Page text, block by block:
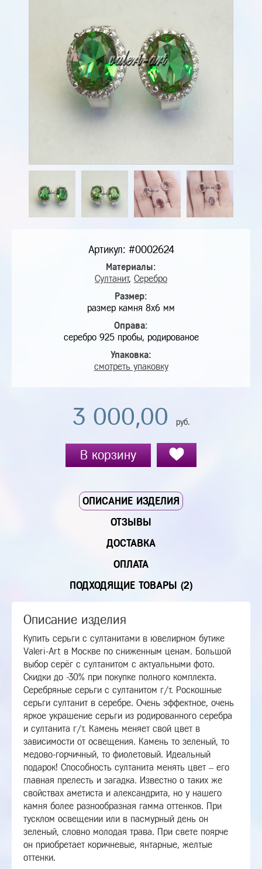
Артикул: #0002624
Материалы:
Султанит, Серебро
Размер:
размер камня 8х6 мм
Оправа:
серебро 925 пробы, родированое
Упаковка:
смотреть упаковку
3 000,00 руб.
В корзину
ОПИСАНИЕ ИЗДЕЛИЯ
ОТЗЫВЫ
ДОСТАВКА
ОПЛАТА
ПОДХОДЯЩИЕ ТОВАРЫ (2)
Описание изделия
Купить серьги с султанитами в ювелирном бутике
Valeri-Art в Москве по сниженным ценам. Большой
выбор серёг с султанитом с актуальными фото.
Скидки до -30% при покупке полного комплекта.
Серебряные серьги с султанитом г/т. Роскошные
серьги султанит в серебре. Очень эффектное, очень
яркое украшение серьги из родированного серебра
и султанита г/т. Камень меняет свой цвет в
зависимости от освещения. Камень то зеленый, то
медово-горчичный, то фиолетовый. Идеальный
подарок! Способность султанита менять цвет – его
главная прелесть и загадка. Известно о таких же
свойствах аметиста и александрита, но у нашего
камня более разнообразная гамма оттенков. При
тусклом освещении или в пасмурный день он
зеленый, словно молодая трава. При свете поярче
он приобретает коричневые, янтарные, желтые
оттенки.